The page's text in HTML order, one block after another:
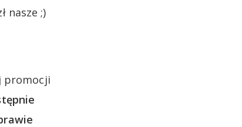
nasze ;)
promocji